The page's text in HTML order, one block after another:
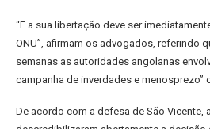
“E a sua libertação deve ser
ONU”, afirmam os advogados, referindo
semanas as autoridades angolanas
campanha de inverdades e menosprezo”
De acordo com a defesa de São Vicente,